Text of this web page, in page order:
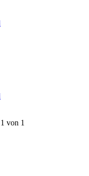
von 1